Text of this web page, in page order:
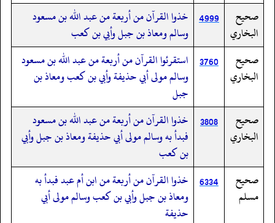
صحيح
البخاري
4999 خذوا القرآن من أربعة من عبد الله بن مسعود
وسالم ومعاذ بن جبل وأبي بن كعب
صحيح
البخاري
3760 استقرئوا القرآن من أربعة من عبد الله بن مسعود
وسالم مولى أبي حذيفة وأبي بن كعب ومعاذ بن
جبل
صحيح
البخاري
3808
خذوا القرآن من أربعة من عبد الله بن مسعود
فبدأ به وسالم مولى أبي حذيفة ومعاذ بن جبل وأبي
بن كعب
صحيح
مسلم
6334 خذوا القرآن من أربعة من ابن أم عبد فبدأ به
ومعاذ بن جبل وأبي بن كعب وسالم مولى أبي
حذيفة